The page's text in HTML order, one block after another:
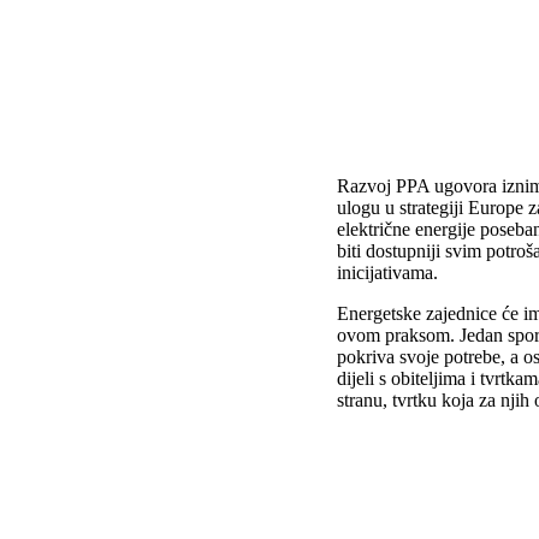
Razvoj PPA ugovora
ulogu u strategiji Europe
električne energije
biti dostupniji svim
inicijativama.
Energetske zajednice će
ovom praksom. Jedan
pokriva svoje potrebe, a
dijeli s obiteljima i
stranu, tvrtku koja za njih